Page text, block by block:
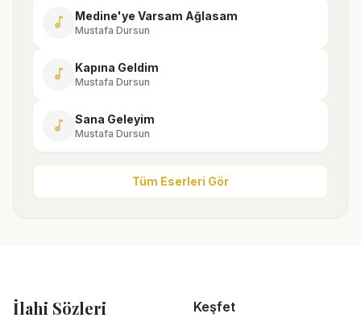
music_note Medine'ye Varsam Ağlasam
Mustafa Dursun
music_note Kapına Geldim
Mustafa Dursun
music_note Sana Geleyim
Mustafa Dursun
Tüm Eserleri Gör
İlahi Sözleri Keşfet